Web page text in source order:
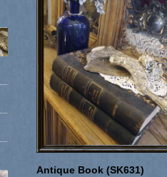
Antique Book (SK631)